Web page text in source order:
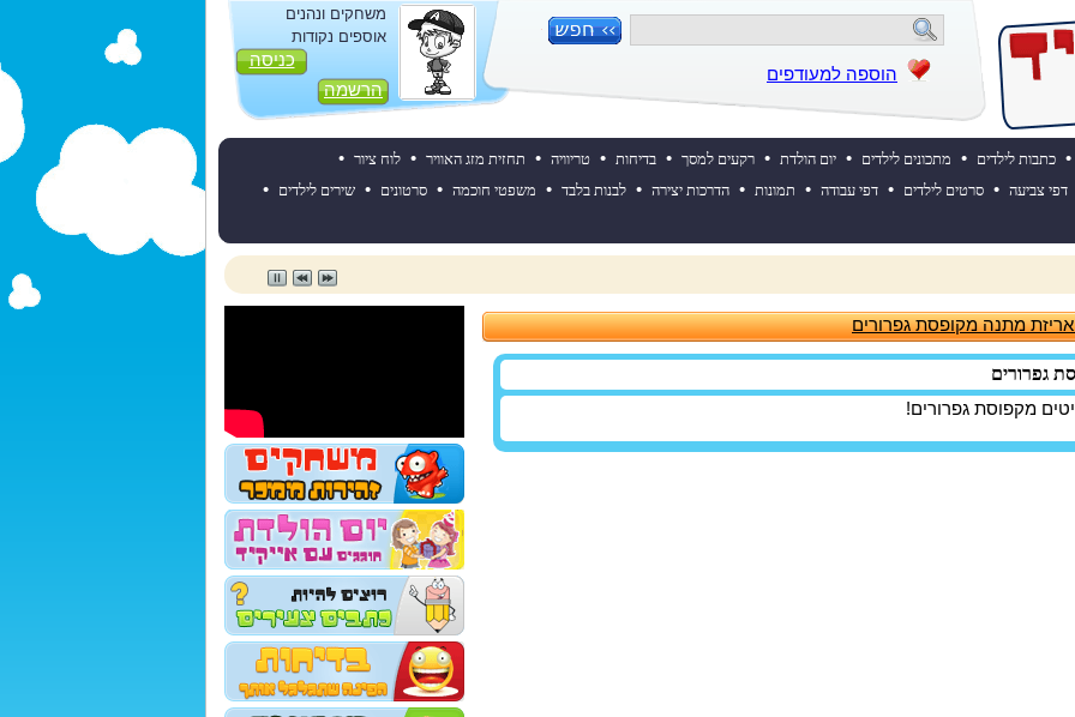
הוספה למעודפים
משחקים ונהנים
אוספים נקודות
כניסה
הרשמה
• כתבות לילדים • מתכונים לילדים • יום הולדת • רקעים למסך • בדיחות • טריוויה • תחזית מזג האוויר • לוח ציור •
דפי צביעה • סרטים לילדים • דפי עבודה • תמונות • הדרכות יצירה • לבנות בלבד • משפטי חוכמה • סרטונים • שירים לילדים •
אריזת מתנה מקופסת גפרורים
גפרורים
מקפוסת גפרורים!